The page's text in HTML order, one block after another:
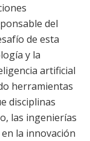
del
de esta
y la
artificial
herramientas
disciplinas
las ingenierías
la innovación